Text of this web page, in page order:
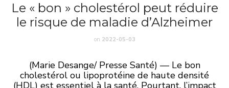
Le « bon » cholestérol peut réduire
le risque de maladie d’Alzheimer
on 2022-05-03
(Marie Desange/ Presse Santé) — Le bon
cholestérol ou lipoprotéine de haute densité
(HDL) est essentiel à la santé. Pourtant, l’impact